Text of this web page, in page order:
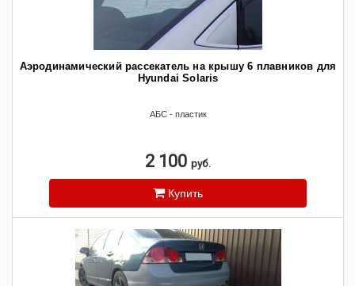
Аэродинамический рассекатель на крышу 6 плавников для
Hyundai Solaris
АБС - пластик
2 100 руб.
Купить